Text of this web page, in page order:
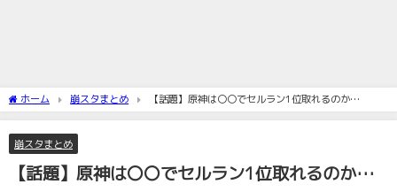
ホーム 崩スタまとめ 【話題】原神は〇〇でセルラン1位取れるのか…
崩スタまとめ
【話題】原神は〇〇でセルラン1位取れるのか…